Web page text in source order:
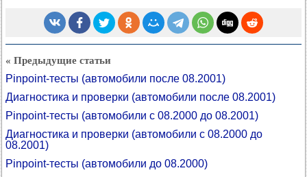
« Предыдущие статьи
Pinpoint-тесты (автомобили после 08.2001)
Диагностика и проверки (автомобили после 08.2001)
Pinpoint-тесты (автомобили с 08.2000 до 08.2001)
Диагностика и проверки (автомобили с 08.2000 до
08.2001)
Pinpoint-тесты (автомобили до 08.2000)